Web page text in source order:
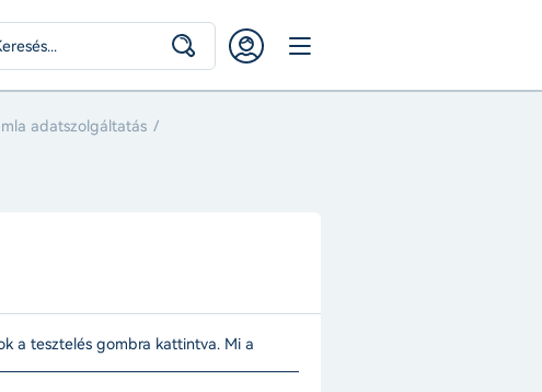
adatszolgáltatás
a tesztelés gombra kattintva. Mi a